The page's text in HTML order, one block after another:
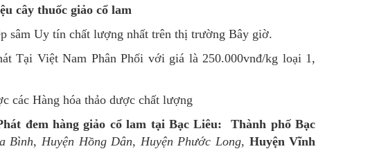
cây thuốc giảo cổ lam
sâm Uy tín chất lượng nhất trên thị trường Bây giờ.
Tại Việt Nam Phân Phối với giá là 250.000vnđ/kg loại 1,
các Hàng hóa thảo dược chất lượng
đem hàng giảo cổ lam tại Bạc Liêu:Thành phố Bạc
Bình, Huyện Hồng Dân, Huyện Phước Long, Huyện Vĩnh